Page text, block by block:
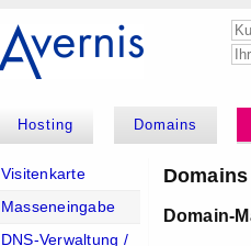
Hosting Domains
Visitenkarte
Masseneingabe
DNS-Verwaltung /
Domain-